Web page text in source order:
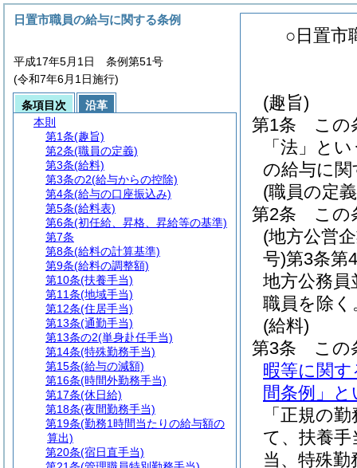
○日置市
(趣旨)
第1条
この
「法」と
の給与に
(職員の定
第2条
この
(地方公営
号)第3条第
地方公務員
職員を除く
(給料)
第3条
この
暇等に関す
間条例」
「正規の
て、扶養手
当、特殊
日置市職員の給与に関する条例
平成17年5月1日 条例第51号
(令和7年6月1日施行)
条項目次
沿革
本則
第1条(趣旨)
第2条(職員の定義)
第3条(給料)
第3条の2(給与からの控除)
第4条(給与の口座振込み)
第5条(給料表)
第6条(初任給、昇格、昇給等の基準)
第7条
第8条(給料の計算基準)
第9条(給料の調整額)
第10条(扶養手当)
第11条(地域手当)
第12条(住居手当)
第13条(通勤手当)
第13条の2(単身赴任手当)
第14条(特殊勤務手当)
第15条(給与の減額)
第16条(時間外勤務手当)
第17条(休日給)
第18条(夜間勤務手当)
第19条(勤務1時間当たりの給与額の
算出)
第20条(宿日直手当)